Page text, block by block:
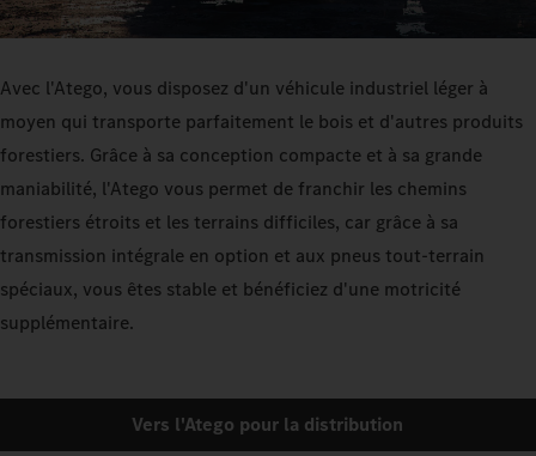
Avec l'Atego, vous disposez d'un véhicule industriel léger à
moyen qui transporte parfaitement le bois et d'autres produits
forestiers. Grâce à sa conception compacte et à sa grande
maniabilité, l'Atego vous permet de franchir les chemins
forestiers étroits et les terrains difficiles, car grâce à sa
transmission intégrale en option et aux pneus tout-terrain
spéciaux, vous êtes stable et bénéficiez d'une motricité
supplémentaire.
Vers l'Atego pour la distribution